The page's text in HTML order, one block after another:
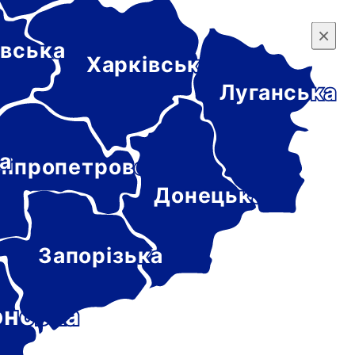
×
Донецька
Харківська
Луганська
Запорізька
×